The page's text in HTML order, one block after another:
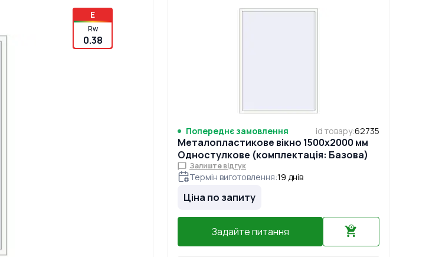
E
Rw
0.38
Попереднє замовлення id товару:62735
Металопластикове вікно 1500x2000 мм
Одностулкове (комплектація: Базова)
Залиште відгук
Термін виготовлення:19 днів
Ціна по запиту
Задайте питання